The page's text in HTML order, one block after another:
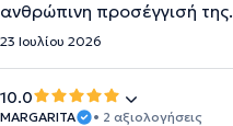
ανθρώπινη προσέγγισή της.
23 Ιουλίου 2026
10.0
MARGARITA • 2 αξιολογήσεις